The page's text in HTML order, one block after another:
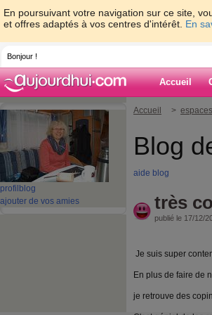
En poursuivant votre navigation sur ce site,
et offres adaptés à vos centres d'intérêt. En
Bonjour !
Accueil
profil blog
ajouter de vos amies
Accueil > espaces
Blog
aide blog
très
publié le 17/12/
Je suis super
En plus de faire de
je retrouve des